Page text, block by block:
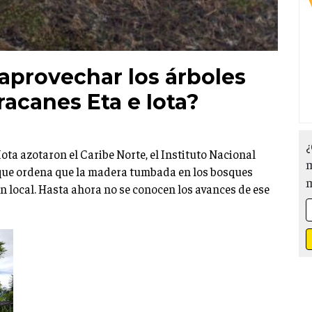
los árboles
Eta e Iota?
azotaron el Caribe Norte, el Instituto Nacional
ordena que la madera tumbada en los bosques
Hasta ahora no se conocen los avances de ese